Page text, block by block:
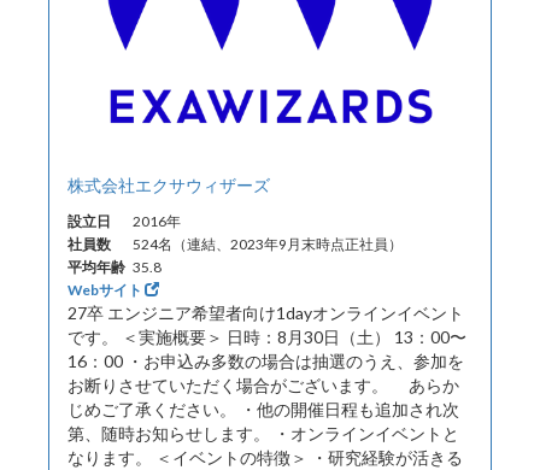
株式会社エクサウィザーズ
設立日
2016年
社員数
524名（連結、2023年9月末時点正社員）
平均年齢 35.8
Webサイト
27卒 エンジニア希望者向け1dayオンラインイベント
です。 ＜実施概要＞ 日時：8月30日（土） 13：00〜
16：00 ・お申込み多数の場合は抽選のうえ、参加を
お断りさせていただく場合がございます。 あらか
じめご了承ください。 ・他の開催日程も追加され次
第、随時お知らせします。 ・オンラインイベントと
なります。 ＜イベントの特徴＞ ・研究経験が活きる